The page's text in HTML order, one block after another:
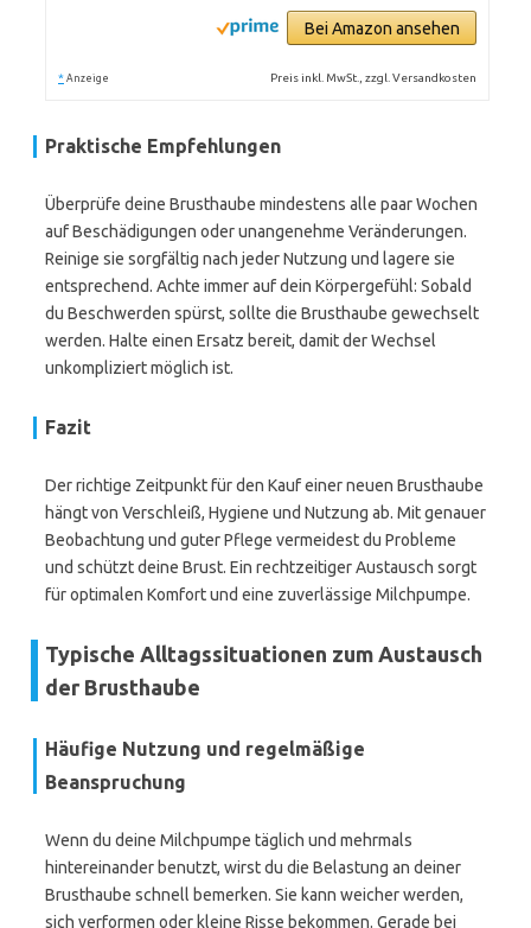
Bei Amazon ansehen
* Anzeige Preis inkl. MwSt., zzgl. Versandkosten
Praktische Empfehlungen
Überprüfe deine Brusthaube mindestens alle paar Wochen
auf Beschädigungen oder unangenehme Veränderungen.
Reinige sie sorgfältig nach jeder Nutzung und lagere sie
entsprechend. Achte immer auf dein Körpergefühl: Sobald
du Beschwerden spürst, sollte die Brusthaube gewechselt
werden. Halte einen Ersatz bereit, damit der Wechsel
unkompliziert möglich ist.
Fazit
Der richtige Zeitpunkt für den Kauf einer neuen Brusthaube
hängt von Verschleiß, Hygiene und Nutzung ab. Mit genauer
Beobachtung und guter Pflege vermeidest du Probleme
und schützt deine Brust. Ein rechtzeitiger Austausch sorgt
für optimalen Komfort und eine zuverlässige Milchpumpe.
Typische Alltagssituationen zum Austausch
der Brusthaube
Häufige Nutzung und regelmäßige
Beanspruchung
Wenn du deine Milchpumpe täglich und mehrmals
hintereinander benutzt, wirst du die Belastung an deiner
Brusthaube schnell bemerken. Sie kann weicher werden,
sich verformen oder kleine Risse bekommen. Gerade bei